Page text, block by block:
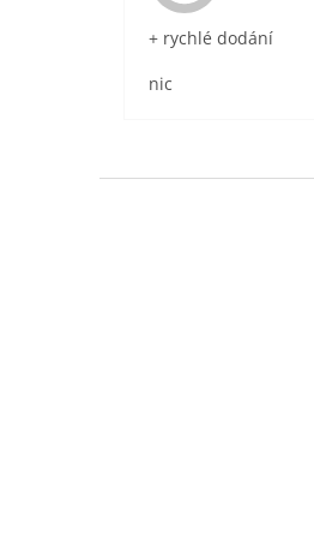
+ rychlé dodání
nic